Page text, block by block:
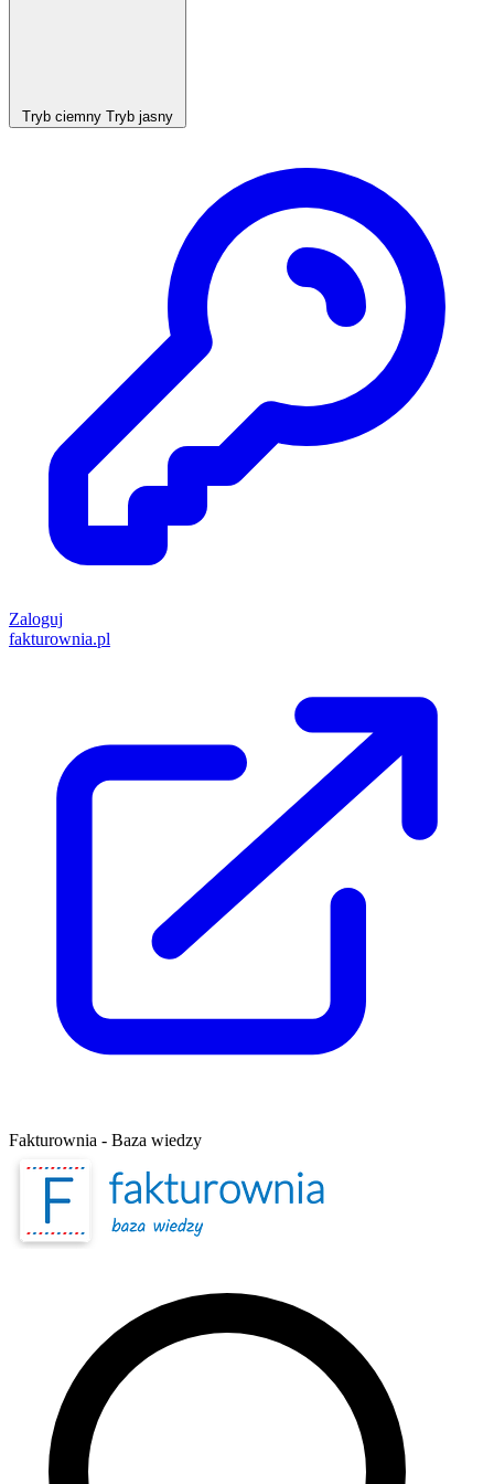
Tryb ciemny Tryb jasny
Zaloguj
fakturownia.pl
Fakturownia - Baza wiedzy